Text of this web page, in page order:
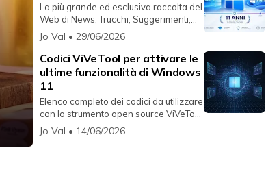
La più grande ed esclusiva raccolta del
Web di News, Trucchi, Suggerimenti,
Video e Informazioni rig...
Jo Val • 29/06/2026
Codici ViVeTool per attivare le
ultime funzionalità di Windows
11
Elenco completo dei codici da utilizzare
con lo strumento open source ViVeTool
per abilitare funzion...
Jo Val • 14/06/2026